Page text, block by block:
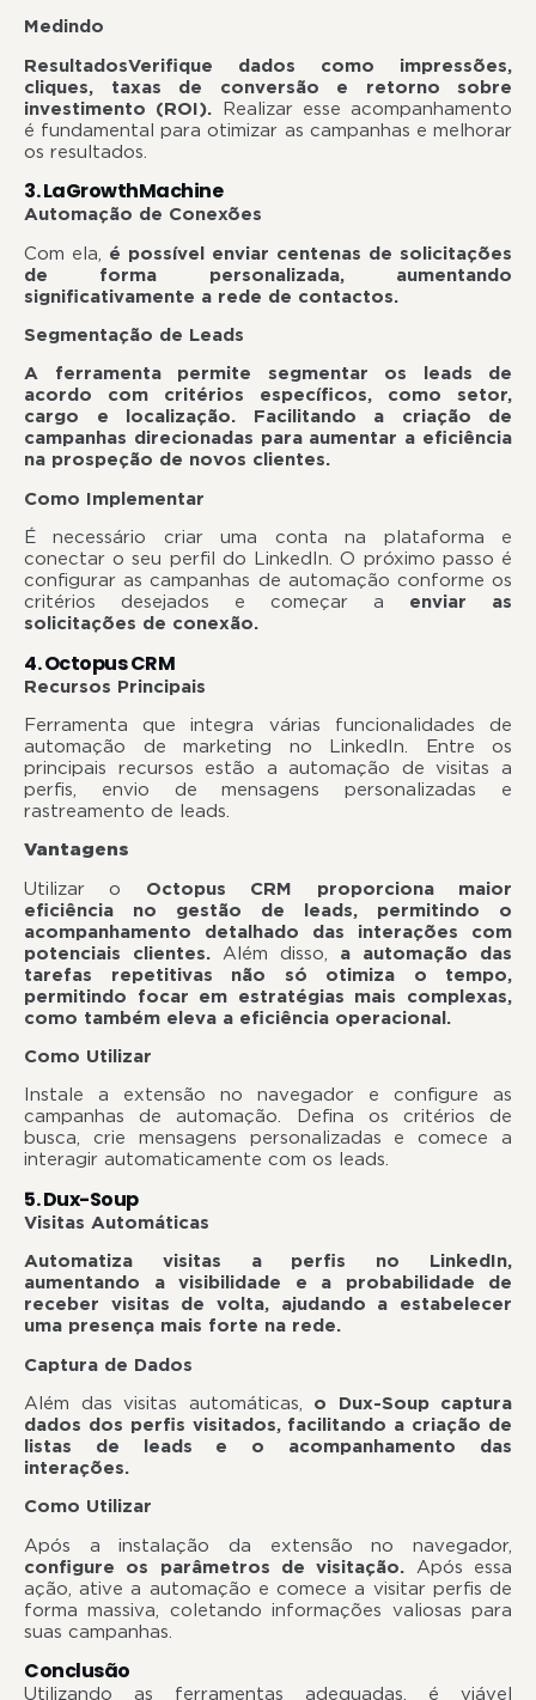
Medindo
ResultadosVerifique dados como impressões,
cliques, taxas de conversão e retorno sobre
investimento (ROI). Realizar esse acompanhamento
é fundamental para otimizar as campanhas e melhorar
os resultados.
3. LaGrowthMachine
Automação de Conexões
Com ela, é possível enviar centenas de solicitações
de forma personalizada, aumentando
significativamente a rede de contactos.
Segmentação de Leads
A ferramenta permite segmentar os leads de
acordo com critérios específicos, como setor,
cargo e localização. Facilitando a criação de
campanhas direcionadas para aumentar a eficiência
na prospeção de novos clientes.
Como Implementar
É necessário criar uma conta na plataforma e
conectar o seu perfil do LinkedIn. O próximo passo é
configurar as campanhas de automação conforme os
critérios desejados e começar a enviar as
solicitações de conexão.
4. Octopus CRM
Recursos Principais
Ferramenta que integra várias funcionalidades de
automação de marketing no LinkedIn. Entre os
principais recursos estão a automação de visitas a
perfis, envio de mensagens personalizadas e
rastreamento de leads.
Vantagens
Utilizar o Octopus CRM proporciona maior
eficiência no gestão de leads, permitindo o
acompanhamento detalhado das interações com
potenciais clientes. Além disso, a automação das
tarefas repetitivas não só otimiza o tempo,
permitindo focar em estratégias mais complexas,
como também eleva a eficiência operacional.
Como Utilizar
Instale a extensão no navegador e configure as
campanhas de automação. Defina os critérios de
busca, crie mensagens personalizadas e comece a
interagir automaticamente com os leads.
5. Dux-Soup
Visitas Automáticas
Automatiza visitas a perfis no LinkedIn,
aumentando a visibilidade e a probabilidade de
receber visitas de volta, ajudando a estabelecer
uma presença mais forte na rede.
Captura de Dados
Além das visitas automáticas, o Dux-Soup captura
dados dos perfis visitados, facilitando a criação de
listas de leads e o acompanhamento das
interações.
Como Utilizar
Após a instalação da extensão no navegador,
configure os parâmetros de visitação. Após essa
ação, ative a automação e comece a visitar perfis de
forma massiva, coletando informações valiosas para
suas campanhas.
Conclusão
Utilizando as ferramentas adequadas, é viável